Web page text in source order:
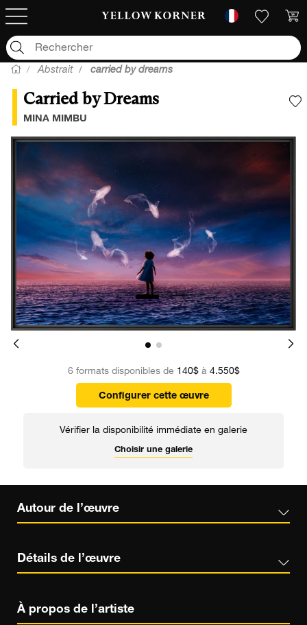
Abstrait carried by dreams
Carried by Dreams
MINA MIMBU
6 formats disponibles de 140$à 4.550$
Configurer cette œuvre
Vérifier la disponibilité immédiate en galerie
Choisir une galerie
Autour de l’œuvre
Détails de l’œuvre
À propos de l’artiste